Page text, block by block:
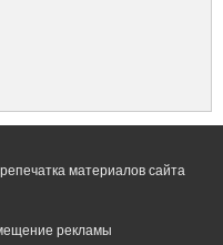
материалов сайта
рекламы